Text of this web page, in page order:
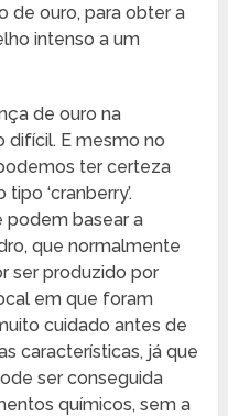
de ouro, para obter a
intenso a um
de ouro na
E mesmo no
ter certeza
‘cranberry’.
podem basear a
que normalmente
ser produzido por
em que foram
cuidado antes de
características, já que
ser conseguida
químicos, sem a